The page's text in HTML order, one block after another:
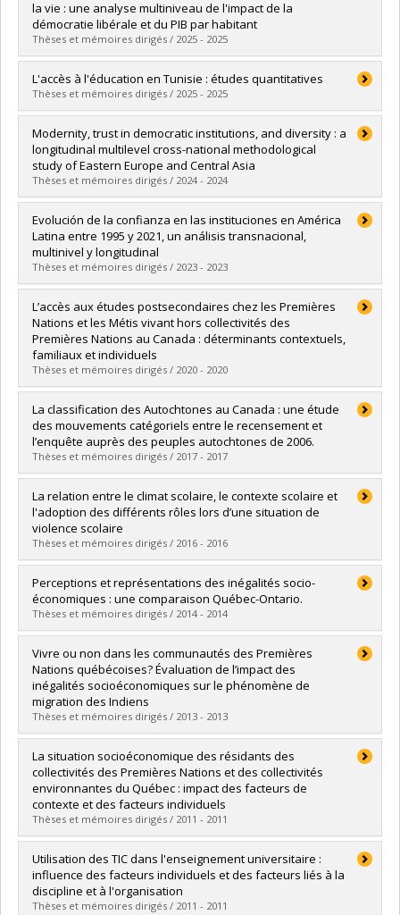
Cycle : Master's
Grade :M. Sc.
Lien vers le document dans Papyrus
la vie : une analyse multiniveau de l'impact de la
démocratie libérale et du PIB par habitant
Thèses et mémoires dirigés / 2025 - 2025
Graduate :Leroux, Shawn
Cycle : Master's
Grade :M. Sc.
Lien vers le document dans Papyrus
L'accès à l'éducation en Tunisie : études quantitatives
Thèses et mémoires dirigés / 2025 - 2025
Graduate :Smaoui, Amina
Cycle :Master's
Grade :M. Sc.
Lien vers le document dans Papyrus
Modernity, trust in democratic institutions, and diversity : a
longitudinal multilevel cross-national methodological
study of Eastern Europe and Central Asia
Thèses et mémoires dirigés / 2024 - 2024
Graduate :Wutchiett, David
Cycle :Doctoral
Grade :Ph. D.
Lien vers le document dans Papyrus
Evolución de la confianza en las instituciones en América
Latina entre 1995 y 2021, un análisis transnacional,
multinivel y longitudinal
Thèses et mémoires dirigés / 2023 - 2023
Graduate :Pena Ibarra, Luis Patricio
Cycle :Doctoral
Grade :Ph. D.
Lien vers le document dans Papyrus
L’accès aux études postsecondaires chez les Premières
Nations et les Métis vivant hors collectivités des
Premières Nations au Canada : déterminants contextuels,
familiaux et individuels
Thèses et mémoires dirigés / 2020 - 2020
Graduate :Kerdine, Halima
Cycle :Master's
Grade :M. Sc.
Lien vers le document dans Papyrus
La classification des Autochtones au Canada : une étude
des mouvements catégoriels entre le recensement et
l’enquête auprès des peuples autochtones de 2006.
Thèses et mémoires dirigés / 2017 - 2017
Graduate :Massé François, Yves-Emmanuel
Cycle :Master's
Grade :M. Sc.
Lien vers le document dans Papyrus
La relation entre le climat scolaire, le contexte scolaire et
l'adoption des différents rôles lors d’une situation de
violence scolaire
Thèses et mémoires dirigés / 2016 - 2016
Graduate : Pena Ibarra, Luis Patricio
Cycle :Master's
Grade :M. Sc.
Lien vers le document dans Papyrus
Perceptions et représentations des inégalités socio-
économiques : une comparaison Québec-Ontario.
Thèses et mémoires dirigés / 2014 - 2014
Graduate :Desormeaux, Kimberlee
Cycle :Master's
Grade :M.A.
Lien vers le document dans Papyrus
Vivre ou non dans les communautés des Premières
Nations québécoises? Évaluation de l’impact des
inégalités socioéconomiques sur le phénomène de
migration des Indiens
Thèses et mémoires dirigés / 2013 - 2013
Graduate : Meloche-Turcot, Émilie
Cycle :Master's
Grade :M. Sc.
Lien vers le document dans Papyrus
La situation socioéconomique des résidants des
collectivités des Premières Nations et des collectivités
environnantes du Québec : impact des facteurs de
contexte et des facteurs individuels
Thèses et mémoires dirigés / 2011 - 2011
Graduate :Deslauriers, Mélanie
Cycle :Master's
Grade :M. Sc.
Lien vers le document dans Papyrus
Utilisation des TIC dans l'enseignement universitaire :
influence des facteurs individuels et des facteurs liés à la
discipline et à l'organisation
Thèses et mémoires dirigés / 2011 - 2011